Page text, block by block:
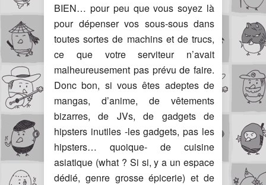
BIEN… pour peu que vous soyez là
pour dépenser vos sous-sous dans
toutes sortes de machins et de trucs,
ce que votre serviteur n’avait
malheureusement pas prévu de faire.
Donc bon, si vous êtes adeptes de
mangas, d’anime, de vêtements
bizarres, de JVs, de gadgets de
hipsters inutiles -les gadgets, pas les
hipsters… quoique- de cuisine
asiatique (what ? Si si, y a un espace
dédié, genre grosse épicerie) et de